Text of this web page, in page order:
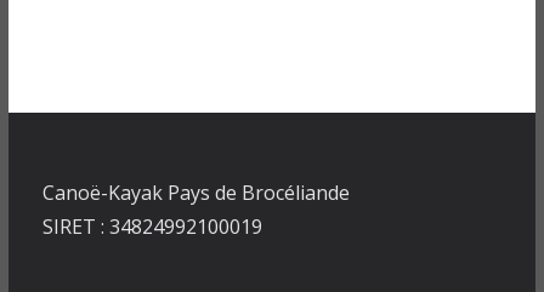
Canoë-Kayak Pays de Brocéliande
SIRET : 34824992100019